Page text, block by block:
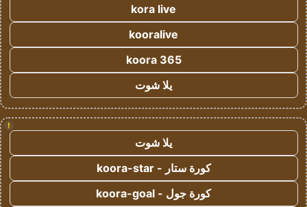
kora live
kooralive
koora 365
يلا شوت
!
يلا شوت
كورة ستار - koora-star
كورة جول - koora-goal